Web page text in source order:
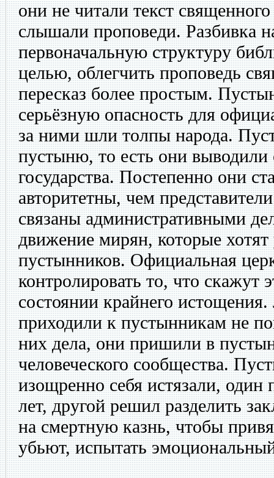
они не читали текст
слышали проповеди. Разбивка
первоначальную структуру
целью, облегчить проповедь
пересказ более простым.
серьёзную опасность для
за ними шли толпы народа.
пустыню, то есть они
государства. Постепенно они
авторитетны, чем
связаны административными
движение мирян, которые
пустынников. Официальная
контролировать то, что скажут
состоянии крайнего
приходили к пустынникам не
них дела, они пришили в
человеческого сообщества.
изощренно себя истязали, один
лет, другой решил разделить
на смертную казнь, чтобы
убьют, испытать